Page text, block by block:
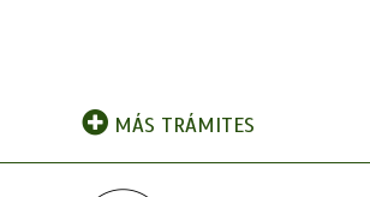
MÁS TRÁMITES